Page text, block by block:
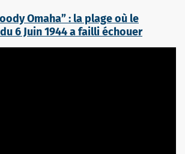
Omaha” : la plage où le
6 Juin 1944 a failli échouer